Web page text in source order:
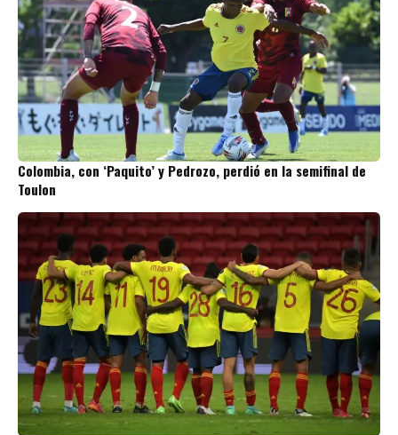
Colombia, con ‘Paquito’ y Pedrozo, perdió en la semifinal de
Toulon